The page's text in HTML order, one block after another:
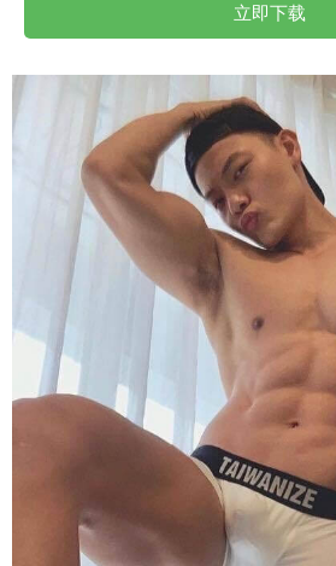
立即下载